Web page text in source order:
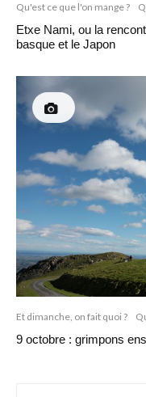
Qu'est ce que l'on mange ?
Etxe Nami, ou la
basque et le Japon
Et dimanche, on fait quoi ?
9 octobre : grimpons